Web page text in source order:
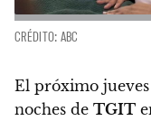
CRÉDITO: ABC
El próximo jueves
noches de TGIT